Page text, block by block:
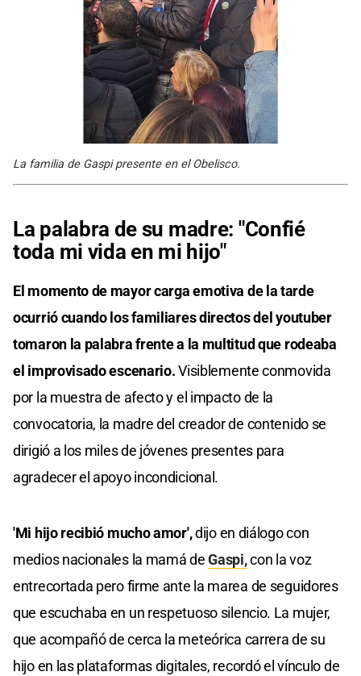
La familia de Gaspi presente en el Obelisco.
La palabra de su madre: "Confié
toda mi vida en mi hijo"
El momento de mayor carga emotiva de la tarde
ocurrió cuando los familiares directos del youtuber
tomaron la palabra frente a la multitud que rodeaba
el improvisado escenario.Visiblemente conmovida
por la muestra de afecto y el impacto de la
convocatoria, la madre del creador de contenido se
dirigió a los miles de jóvenes presentes para
agradecer el apoyo incondicional.
'Mi hijo recibió mucho amor',dijo en diálogo con
medios nacionales la mamá deGaspi,con la voz
entrecortada pero firme ante la marea de seguidores
que escuchaba en un respetuoso silencio. La mujer,
que acompañó de cerca la meteórica carrera de su
hijo en las plataformas digitales, recordó el vínculo de